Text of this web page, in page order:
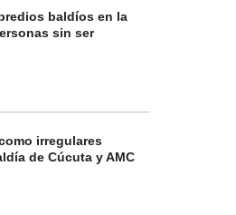
baldíos en la
sin ser
irregulares
de Cúcuta y AMC